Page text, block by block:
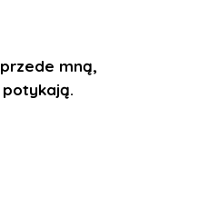
mną,